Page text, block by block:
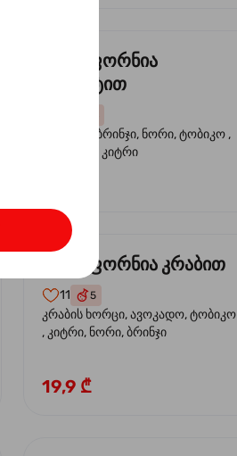
კალიფორნია
კრევეტით
კრევეტი, ბრინჯი, ნორი, ტობიკო ,
ავოკადო, კიტრი
კალიფორნია კრაბით
11 5
კრაბის ხორცი, ავოკადო, ტობიკო
, კიტრი, ნორი, ბრინჯი
19,9 ₾